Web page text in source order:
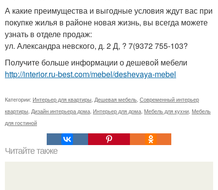
А какие преимущества и выгодные условия ждут вас при
покупке жилья в районе новая жизнь, вы всегда можете
узнать в отделе продаж:
ул. Александра невского, д. 2 Д, ? 7(9372 755-103?
Получите больше информации о дешевой мебели
http://interior.ru-best.com/mebel/deshevaya-mebel
Категории: Интерьер для квартиры Дешевая мебель Современный интерьер
квартиры Дизайн интерьера дома Интерьер для дома Мебель для кухни Мебель
для гостиной
Читайте также